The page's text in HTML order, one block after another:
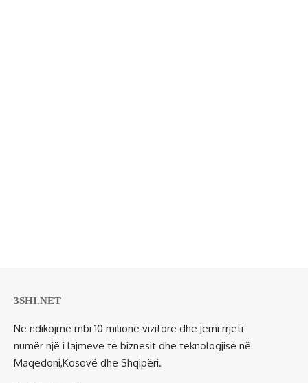
3SHI.NET
Ne ndikojmë mbi 10 milionë vizitorë dhe jemi rrjeti
numër një i lajmeve të biznesit dhe teknologjisë në
Maqedoni,Kosovë dhe Shqipëri.